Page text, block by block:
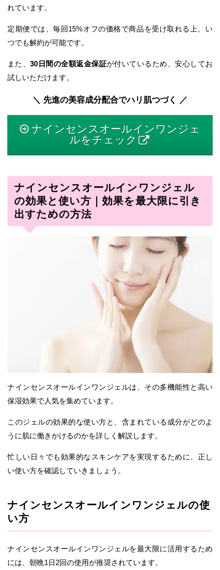
れています。
定期便では、毎回15%オフの価格で商品を受け取れる上、い
つでも解約が可能です。
また、30日間の全額返金保証が付いているため、安心してお
試しいただけます。
＼ 先進の美容成分配合でハリ肌つづく ／
ナインセンスオールインワンジェ
ルをチェック
ナインセンスオールインワンジェル
の効果と使い方｜効果を最大限に引き
出すための方法
ナインセンスオールインワンジェルは、その多機能性と高い
保湿効果で人気を集めています。
このジェルの効果的な使い方と、含まれている成分がどのよ
うに肌に働きかけるのかを詳しく解説します。
忙しい日々でも効果的なスキンケアを実現するために、正し
い使い方を確認していきましょう。
ナインセンスオールインワンジェルの使
い方
ナインセンスオールインワンジェルを最大限に活用するため
には、朝晩1日2回の使用が推奨されています。